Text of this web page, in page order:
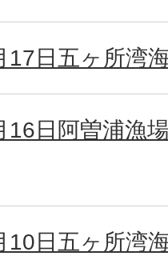
17日五ヶ所湾
16日阿曽浦漁
10日五ヶ所湾